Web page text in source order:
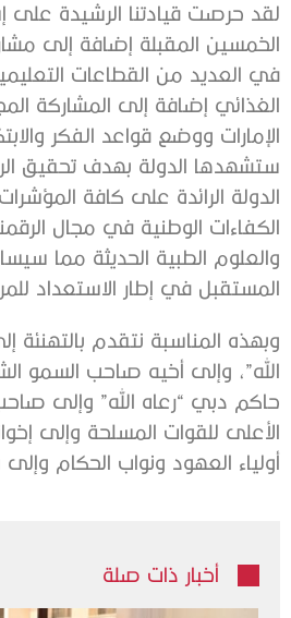
لقد حرصت قيادتنا الرشيدة على
الخمسين المقبلة إضافة إلى
في العديد من القطاعات
الغذائي إضافة إلى المشاركة
الإمارات ووضع قواعد الفكر
ستشهدها الدولة بهدف تحقيق
الدولة الرائدة على كافة
الكفاءات الوطنية في مجال
والعلوم الطبية الحديثة مما
المستقبل في إطار الاستعداد
وبهذه المناسبة نتقدم
الله”، وإلى أخيه صاحب السمو
حاكم دبي “رعاه الله” وإلى
الأعلى للقوات المسلحة وإلى
أولياء العهود ونواب الحكام وإلى
أخبار ذات صلة